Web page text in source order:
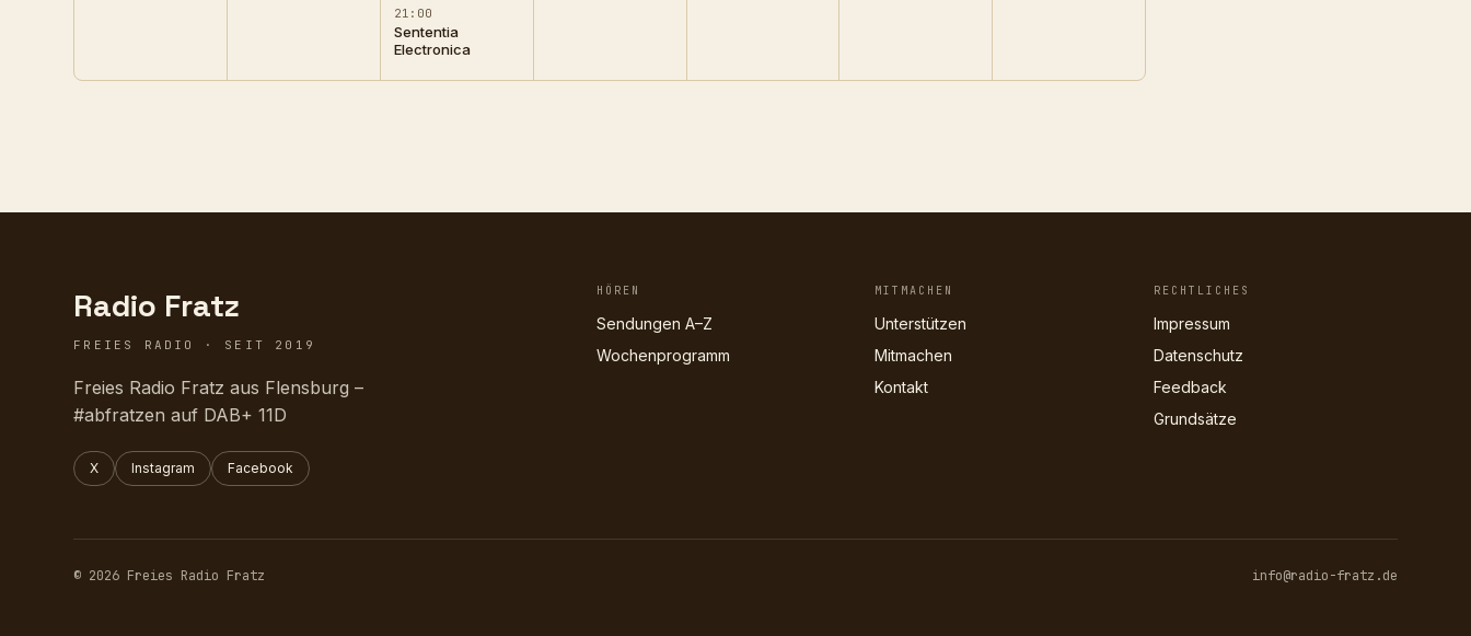
21:00
Sententia
Electronica
Radio Fratz
FREIES RADIO · SEIT 2019
Freies Radio Fratz aus Flensburg –
#abfratzen auf DAB+ 11D
X Instagram Facebook
HÖREN
Sendungen A–Z
Wochenprogramm
MITMACHEN
Unterstützen
Mitmachen
Kontakt
RECHTLICHES
Impressum
Datenschutz
Feedback
Grundsätze
© 2026 Freies Radio Fratz info@radio-fratz.de